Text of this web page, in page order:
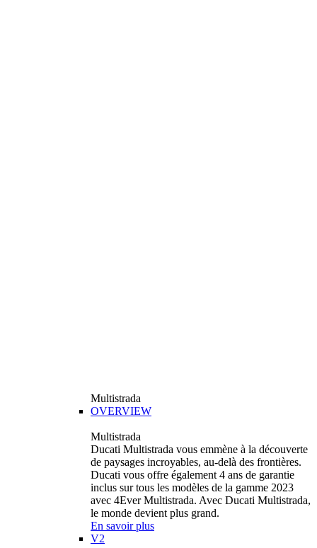
Multistrada
OVERVIEW
Multistrada
Ducati Multistrada vous emmène à la découverte
de paysages incroyables, au-delà des frontières.
Ducati vous offre également 4 ans de garantie
inclus sur tous les modèles de la gamme 2023
avec 4Ever Multistrada. Avec Ducati Multistrada,
le monde devient plus grand.
En savoir plus
V2